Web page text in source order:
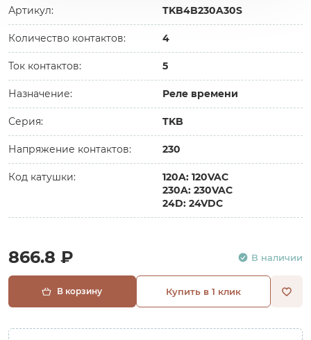
Артикул: TKB4B230A30S
Количество контактов: 4
Ток контактов: 5
Назначение: Реле времени
Серия: TKB
Напряжение контактов: 230
Код катушки:
120A: 120VAC
230A: 230VAC
24D: 24VDC
866.8 ₽ В наличии
В корзину Купить в 1 клик